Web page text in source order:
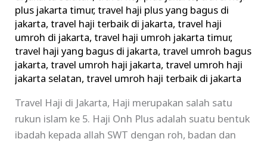
plus jakarta timur,travel haji plus yang bagus di
jakarta,travel haji terbaik di jakarta,travel haji
umroh di jakarta,travel haji umroh jakarta timur,
travel haji yang bagus di jakarta,travel umroh bagus
jakarta,travel umroh haji jakarta,travel umroh haji
jakarta selatan,travel umroh haji terbaik di jakarta
Travel Haji di Jakarta, Haji merupakan salah satu
rukun islam ke 5. Haji Onh Plus adalah suatu bentuk
ibadah kepada allah SWT dengan roh, badan dan